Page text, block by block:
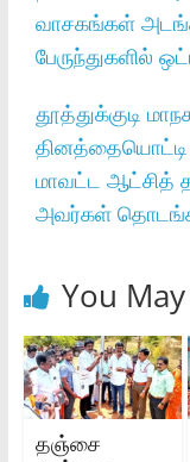
வாசகங்கள்‌
பேருந்துகளில்‌
தூத்துக்குடி
தினத்தையொட்டி
மாவட்ட ஆட்சித்‌
அவர்கள்‌
You
தஞ்சை